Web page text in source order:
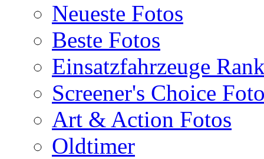
Neueste Fotos
Beste Fotos
Einsatzfahrzeuge
Screener's Choice
Art & Action Fotos
Oldtimer